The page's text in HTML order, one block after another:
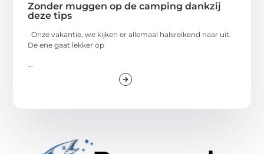
Zonder muggen op de camping dankzij
deze tips
Onze vakantie, we kijken er allemaal halsreikend naar uit.
De ene gaat lekker op